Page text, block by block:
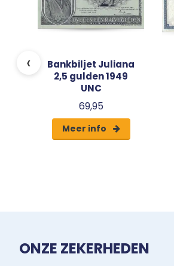
‹
Bankbiljet Juliana
2,5 gulden 1949
UNC
69,95
Meer info
ONZE ZEKERHEDEN